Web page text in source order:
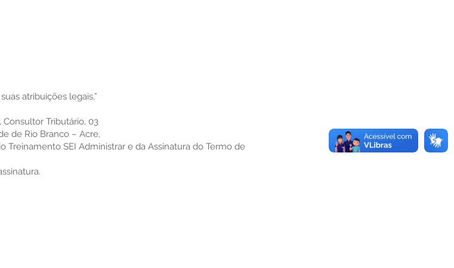
atribuições legais,”
Tributário, 03
de Rio Branco – Acre,
Treinamento SEI Administrar e da Assinatura do Termo de